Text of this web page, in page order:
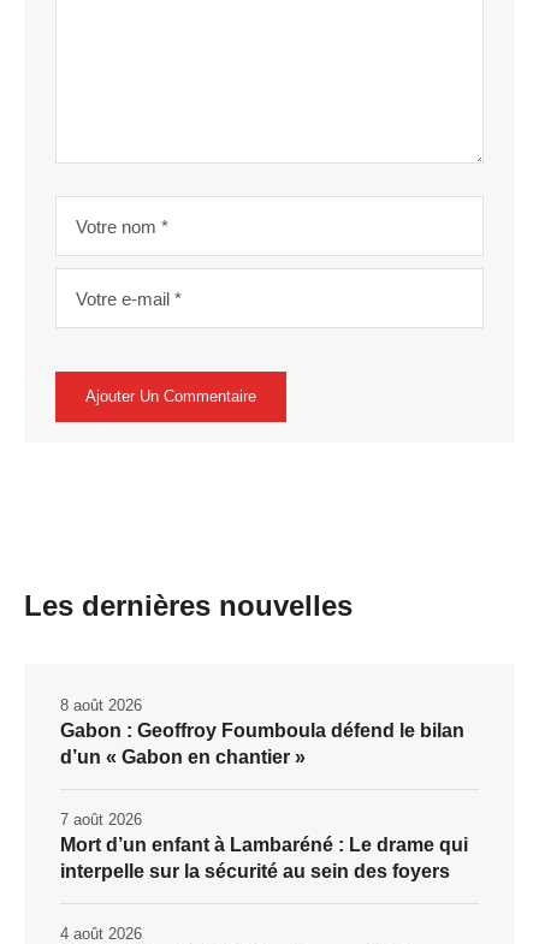
Les dernières nouvelles
Gabon : Geoffroy Foumboula défend le bilan
d’un « Gabon en chantier »
8 août 2026
Mort d’un enfant à Lambaréné : Le drame qui
interpelle sur la sécurité au sein des foyers
7 août 2026
4 août 2026